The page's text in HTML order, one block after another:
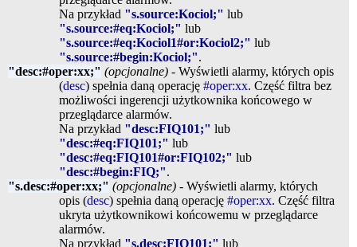
Na przykład "s.source:Kociol;" lub
"s.source:#eq:Kociol;" lub
"s.source:#eq:Kociol1#or:Kociol2;" lub
"s.source:#begin:Kociol;".
"desc:#oper:xx;" (opcjonalne) - Wyświetli alarmy, których opis
(desc) spełnia daną operację #oper:xx. Część filtra bez
możliwości ingerencji użytkownika końcowego w
przeglądarce alarmów.
Na przykład "desc:FIQ101;" lub
"desc:#eq:FIQ101;" lub
"desc:#eq:FIQ101#or:FIQ102;" lub
"desc:#begin:FIQ;".
"s.desc:#oper:xx;" (opcjonalne) - Wyświetli alarmy, których
opis (desc) spełnia daną operację #oper:xx. Część filtra
ukryta użytkownikowi końcowemu w przeglądarce
alarmów.
Na przykład "s.desc:FIQ101;" lub